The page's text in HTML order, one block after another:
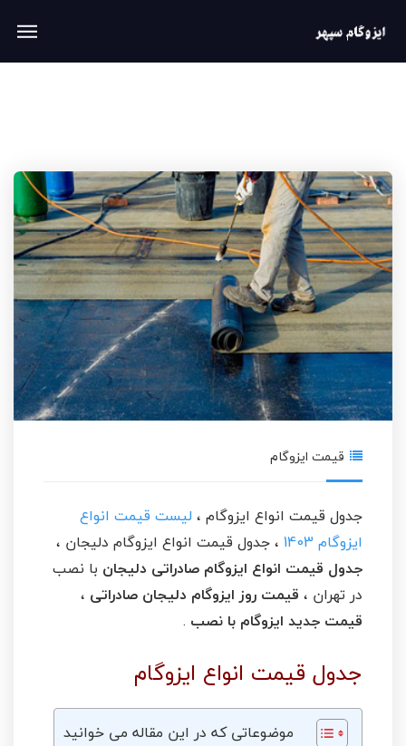
قیمت ایزوگام
جدول قیمت انواع ایزوگام ، لیست قیمت انواع
ایزوگام 1403
، جدول قیمت انواع ایزوگام دلیجان ،
جدول قیمت انواع ایزوگام صادراتی دلیجان با نصب
در تهران ، قیمت روز ایزوگام دلیجان صادراتی ،
قیمت جدید ایزوگام با نصب .
جدول قیمت انواع ایزوگام
موضوعاتی که در این مقاله می خوانید